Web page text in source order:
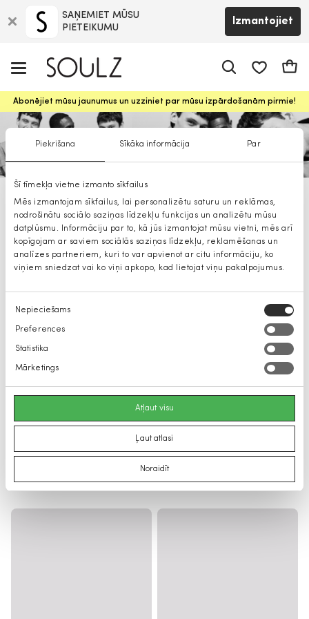
Piekrišana Sīkāka informācija Par
Šī tīmekļa vietne izmanto sīkfailus
Mēs izmantojam sīkfailus, lai personalizētu saturu un reklāmas,
nodrošinātu sociālo saziņas līdzekļu funkcijas un analizētu mūsu
datplūsmu. Informāciju par to, kā jūs izmantojat mūsu vietni, mēs arī
kopīgojam ar saviem sociālās saziņas līdzekļu, reklamēšanas un
analīzes partneriem, kuri to var apvienot ar citu informāciju, ko
viņiem sniedzat vai ko viņi apkopo, kad lietojat viņu pakalpojumus.
Piekrišanas
izvēle
Nepieciešams
Preferences
Statistika
Mārketings
Atļaut visu
Ļaut atlasi
Noraidīt
SAŅEMIET MŪSU
PIETEIKUMU
Izmantojiet
Abonējiet mūsu jaunumus un uzziniet par mūsu izpārdošanām pirmie!
Jack&Jones vīriešu apavi